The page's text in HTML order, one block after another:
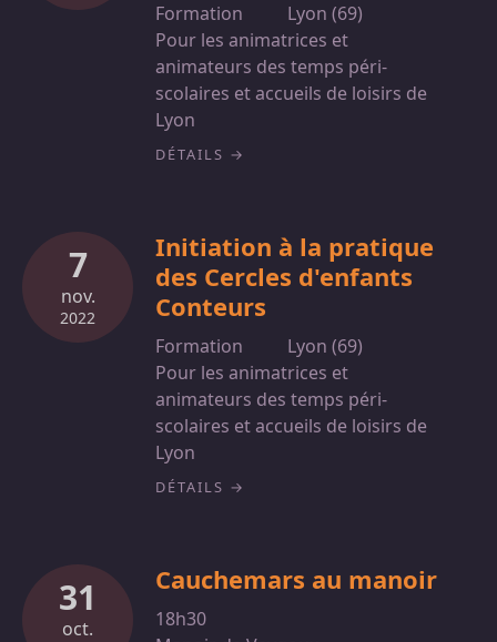
Formation
Lyon (69)
Pour les animatrices et
animateurs des temps péri-
scolaires et accueils de loisirs de
Lyon
DÉTAILS
7
nov.
2022
Initiation à la pratique
des Cercles d'enfants
Conteurs
Formation
Lyon (69)
Pour les animatrices et
animateurs des temps péri-
scolaires et accueils de loisirs de
Lyon
DÉTAILS
31
oct.
Cauchemars au manoir
18h30